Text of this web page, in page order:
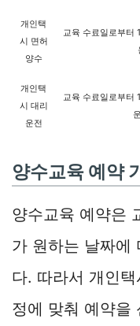
개인택
시 면허
양수
교육 수료일로부터
개인택
시 대리
운전
교육 수료일로부터
양수교육 예약
양수교육 예약은
가 원하는 날짜에
다. 따라서 개인
정에 맞춰 예약을